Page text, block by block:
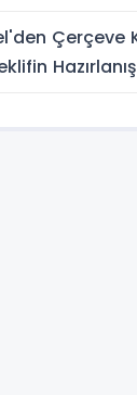
Çerçeve